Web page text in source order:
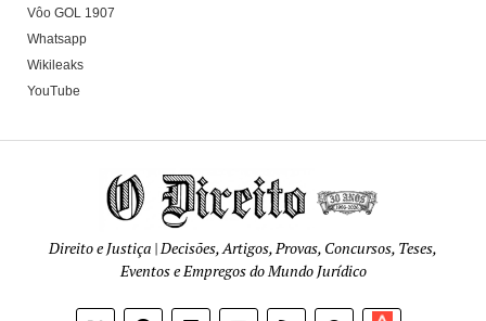
Vôo GOL 1907
Whatsapp
Wikileaks
YouTube
Direito e Justiça | Decisões, Artigos, Provas, Concursos, Teses,
Eventos e Empregos do Mundo Jurídico